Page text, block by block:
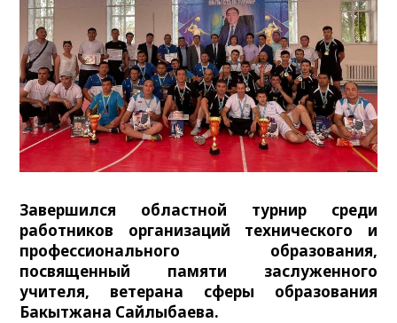
Завершился областной турнир среди
работников организаций технического и
профессионального образования,
посвященный памяти заслуженного
учителя, ветерана сферы образования
Бакытжана Сайлыбаева.